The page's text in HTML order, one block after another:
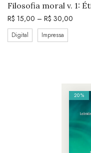
Filosofia moral v. 1:
R$ 15,00 – R$ 30,00
Digital Impressa
20%